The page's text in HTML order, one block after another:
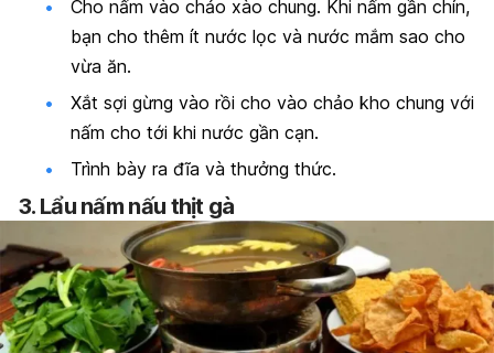
Cho nấm vào chảo xào chung. Khi nấm gần chín,
bạn cho thêm ít nước lọc và nước mắm sao cho
vừa ăn.
Xắt sợi gừng vào rồi cho vào chảo kho chung với
nấm cho tới khi nước gần cạn.
Trình bày ra đĩa và thưởng thức.
3. Lẩu nấm nấu thịt gà